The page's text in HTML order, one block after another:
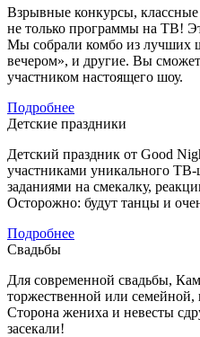
Взрывные конкурсы,
не только программы на ТВ!
Мы собрали комбо из лучших
вечером», и другие. Вы
участником настоящего шоу.
Подробнее
Детские праздники
Детский праздник от Good
участниками уникального
заданиями на смекалку,
Осторожно: будут танцы и
Подробнее
Свадьбы
Для современной свадьбы,
торжественной или семейной,
Сторона жениха и невесты
засекали!